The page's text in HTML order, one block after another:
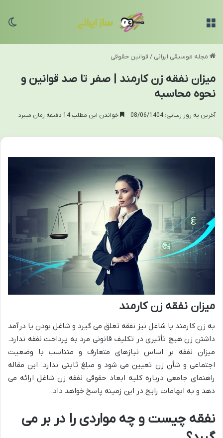
مجله موسیقی ایرانی / قوانین حقوقی
میزان نفقه زن کارمند | صفر تا صد قوانین و
نحوه محاسبه
آخرین به روز رسانی: 08/06/1404 خواندن این مطلب 14 دقیقه زمان میبرد
میزان نفقه زن کارمند
به زن کارمند یا شاغل نیز نفقه تعلق می گیرد و شاغل بودن یا درآمد
داشتن زن هیچ تأثیری در تکلیف قانونی مرد به پرداخت نفقه ندارد.
میزان نفقه بر اساس نیازهای متعارف و متناسب با وضعیت
اجتماعی و شأن زن تعیین می شود و مبلغ ثابتی ندارد. این مقاله
راهنمای جامعی درباره کلیه ابعاد حقوقی نفقه زن شاغل ارائه می
دهد و به ابهامات رایج در این زمینه پاسخ خواهد داد.
نفقه چیست و چه مواردی را در بر می